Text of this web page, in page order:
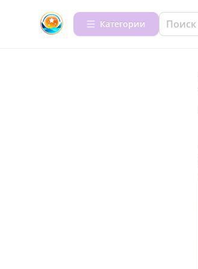
Категории